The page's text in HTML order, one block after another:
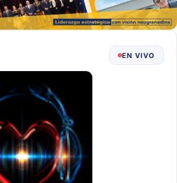
EN VIVO